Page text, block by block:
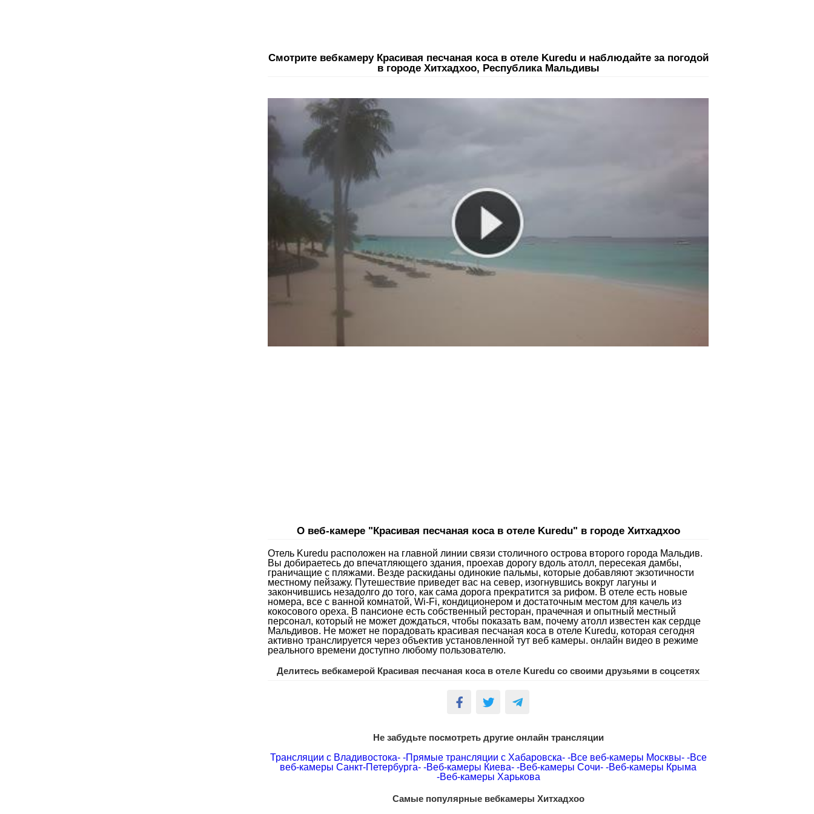
Смотрите вебкамеру Красивая песчаная коса в отеле Kuredu и наблюдайте за погодой
в городе Хитхадхоо, Республика Мальдивы
О веб-камере "Красивая песчаная коса в отеле Kuredu" в городе Хитхадхоо
Отель Kuredu расположен на главной линии связи столичного острова второго города Мальдив.
Вы добираетесь до впечатляющего здания, проехав дорогу вдоль атолл, пересекая дамбы,
граничащие с пляжами. Везде раскиданы одинокие пальмы, которые добавляют экзотичности
местному пейзажу. Путешествие приведет вас на север, изогнувшись вокруг лагуны и
закончившись незадолго до того, как сама дорога прекратится за рифом. В отеле есть новые
номера, все с ванной комнатой, Wi-Fi, кондиционером и достаточным местом для качель из
кокосового ореха. В пансионе есть собственный ресторан, прачечная и опытный местный
персонал, который не может дождаться, чтобы показать вам, почему атолл известен как сердце
Мальдивов. Не может не порадовать красивая песчаная коса в отеле Kuredu, которая сегодня
активно транслируется через объектив установленной тут веб камеры. онлайн видео в режиме
реального времени доступно любому пользователю.
Делитесь вебкамерой Красивая песчаная коса в отеле Kuredu со своими друзьями в соцсетях
Не забудьте посмотреть другие онлайн трансляции
Трансляции с Владивостока- -Прямые трансляции с Хабаровска- -Все веб-камеры Москвы- -Все
веб-камеры Санкт-Петербурга- -Веб-камеры Киева- -Веб-камеры Сочи- -Веб-камеры Крыма
-Веб-камеры Харькова
Самые популярные вебкамеры Хитхадхоо